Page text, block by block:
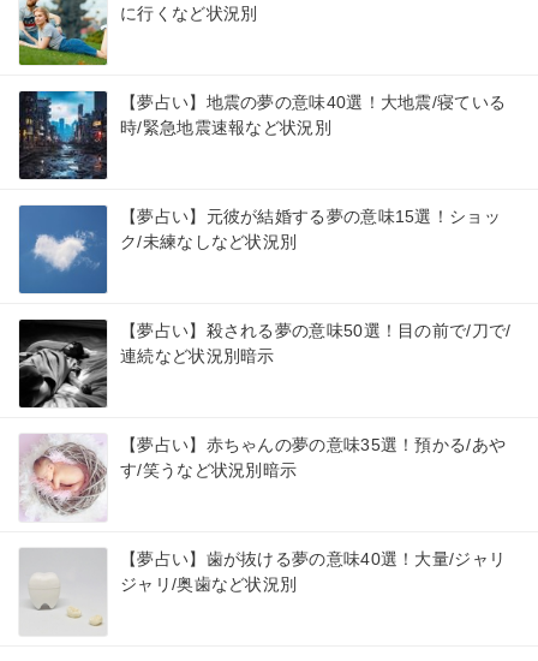
に行くなど状況別
【夢占い】地震の夢の意味40選！大地震/寝ている
時/緊急地震速報など状況別
【夢占い】元彼が結婚する夢の意味15選！ショッ
ク/未練なしなど状況別
【夢占い】殺される夢の意味50選！目の前で/刀で/
連続など状況別暗示
【夢占い】赤ちゃんの夢の意味35選！預かる/あや
す/笑うなど状況別暗示
【夢占い】歯が抜ける夢の意味40選！大量/ジャリ
ジャリ/奥歯など状況別